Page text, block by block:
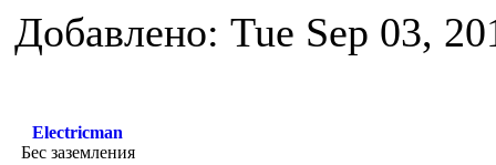
Добавлено: Tue Sep 03,
Electricman
Бес заземления